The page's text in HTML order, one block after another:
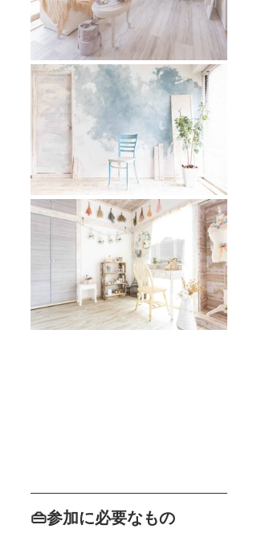
👜参加に必要なもの